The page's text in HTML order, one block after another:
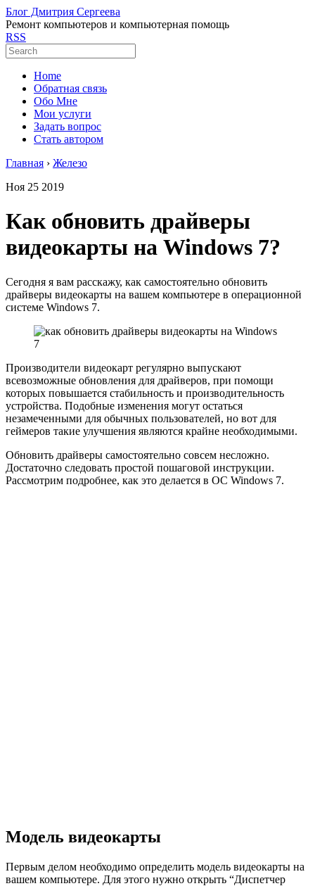
Блог Дмитрия Сергеева
Ремонт компьютеров и компьютерная помощь
RSS
Home
Обратная связь
Обо Мне
Мои услуги
Задать вопрос
Стать автором
Главная › Железо
Ноя 25 2019
Как обновить драйверы
видеокарты на Windows 7?
Сегодня я вам расскажу, как самостоятельно обновить
драйверы видеокарты на вашем компьютере в операционной
системе Windows 7.
Производители видеокарт регулярно выпускают
всевозможные обновления для драйверов, при помощи
которых повышается стабильность и производительность
устройства. Подобные изменения могут остаться
незамеченными для обычных пользователей, но вот для
геймеров такие улучшения являются крайне необходимыми.
Обновить драйверы самостоятельно совсем несложно.
Достаточно следовать простой пошаговой инструкции.
Рассмотрим подробнее, как это делается в ОС Windows 7.
Модель видеокарты
Первым делом необходимо определить модель видеокарты на
вашем компьютере. Для этого нужно открыть “Диспетчер